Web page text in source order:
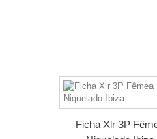
Ficha Xlr 3P